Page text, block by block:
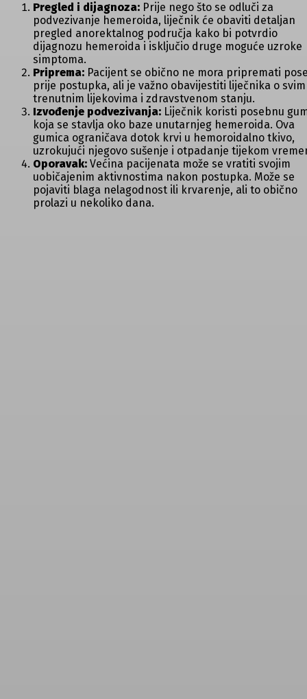
Pregled i dijagnoza: Prije nego što se odluči za
podvezivanje hemeroida, liječnik će obaviti detaljan
pregled anorektalnog područja kako bi potvrdio
dijagnozu hemeroida i isključio druge moguće uzroke
simptoma.
Priprema: Pacijent se obično ne mora pripremati
prije postupka, ali je važno obavijestiti liječnika o svim
trenutnim lijekovima i zdravstvenom stanju.
Izvođenje podvezivanja: Liječnik koristi posebnu
koja se stavlja oko baze unutarnjeg hemeroida. Ova
gumica ograničava dotok krvi u hemoroidalno tkivo,
uzrokujući njegovo sušenje i otpadanje tijekom
Oporavak: Većina pacijenata može se vratiti svojim
uobičajenim aktivnostima nakon postupka. Može se
pojaviti blaga nelagodnost ili krvarenje, ali to obično
prolazi u nekoliko dana.